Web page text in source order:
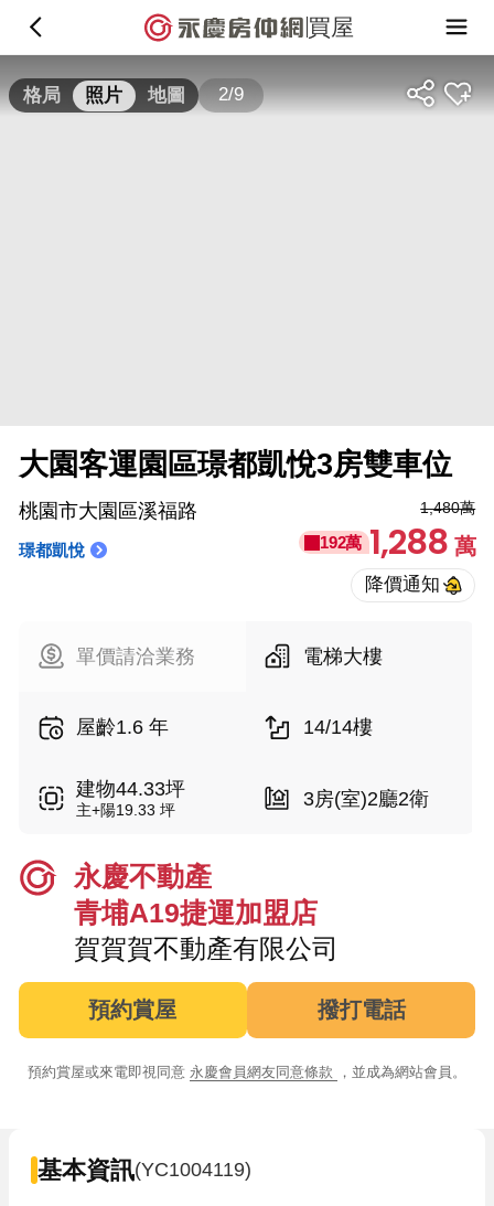
買屋
格局 照片 地圖 2/9
大園客運園區璟都凱悅3房雙車位
桃園市大園區溪福路
璟都凱悅
1,480萬
192萬 1,288萬
單價請洽業務 電梯大樓
屋齡1.6 年 14/14樓
建物44.33坪
主+陽19.33 坪 3房(室)2廳2衛
永慶不動產
青埔A19捷運加盟店
賀賀賀不動產有限公司
預約賞屋 撥打電話
預約賞屋或來電即視同意 永慶會員網友同意條款 ，並成為網站會員。
基本資訊(YC1004119)